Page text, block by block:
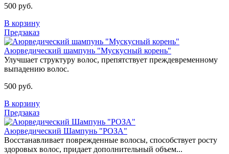
500 руб.
В корзину
Предзаказ
Аюрведический шампунь "Мускусный корень"
Улучшает структуру волос, препятствует преждевременному
выпадению волос.
500 руб.
В корзину
Предзаказ
Аюрведический Шампунь "РОЗА"
Восстанавливает поврежденные волосы, способствует росту
здоровых волос, придает дополнительный объем...